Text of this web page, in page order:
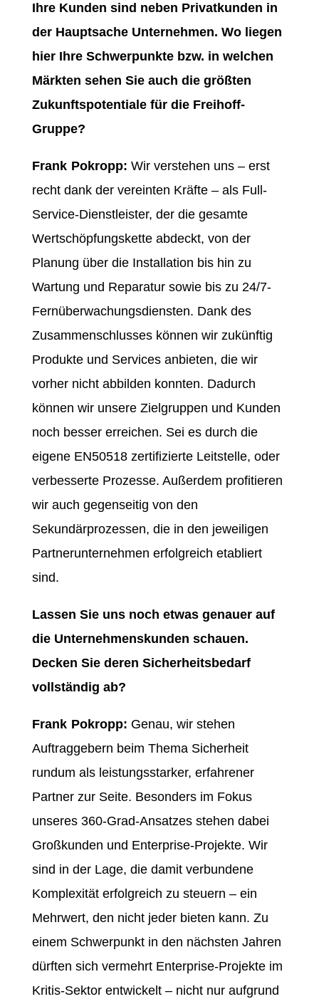
Ihre Kunden sind neben Privatkunden in
der Hauptsache Unternehmen. Wo liegen
hier Ihre Schwerpunkte bzw. in welchen
Märkten sehen Sie auch die größten
Zukunftspotentiale für die Freihoff-
Gruppe?
Frank Pokropp: Wir verstehen uns – erst
recht dank der vereinten Kräfte – als Full-
Service-Dienstleister, der die gesamte
Wertschöpfungskette abdeckt, von der
Planung über die Installation bis hin zu
Wartung und Reparatur sowie bis zu 24/7-
Fernüberwachungsdiensten. Dank des
Zusammenschlusses können wir zukünftig
Produkte und Services anbieten, die wir
vorher nicht abbilden konnten. Dadurch
können wir unsere Zielgruppen und Kunden
noch besser erreichen. Sei es durch die
eigene EN50518 zertifizierte Leitstelle, oder
verbesserte Prozesse. Außerdem profitieren
wir auch gegenseitig von den
Sekundärprozessen, die in den jeweiligen
Partnerunternehmen erfolgreich etabliert
sind.
Lassen Sie uns noch etwas genauer auf
die Unternehmenskunden schauen.
Decken Sie deren Sicherheitsbedarf
vollständig ab?
Frank Pokropp: Genau, wir stehen
Auftraggebern beim Thema Sicherheit
rundum als leistungsstarker, erfahrener
Partner zur Seite. Besonders im Fokus
unseres 360-Grad-Ansatzes stehen dabei
Großkunden und Enterprise-Projekte. Wir
sind in der Lage, die damit verbundene
Komplexität erfolgreich zu steuern – ein
Mehrwert, den nicht jeder bieten kann. Zu
einem Schwerpunkt in den nächsten Jahren
dürften sich vermehrt Enterprise-Projekte im
Kritis-Sektor entwickelt – nicht nur aufgrund